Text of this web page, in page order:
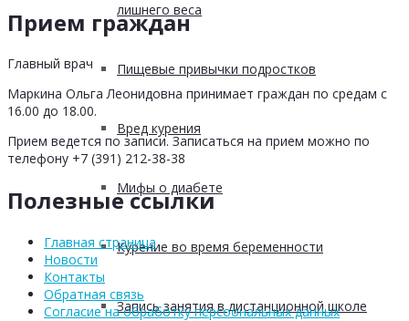
лишнего веса
Пищевые привычки подростков
Вред курения
Мифы о диабете
Курение во время беременности
Запись занятия в дистанционной школе
Прием граждан
Главный врач
Маркина Ольга Леонидовна принимает граждан по средам с
16.00 до 18.00.
Прием ведется по записи. Записаться на прием можно по
телефону +7 (391) 212-38-38
Полезные ссылки
Главная страница
Новости
Контакты
Обратная связь
Согласие на обработку персоональных данных